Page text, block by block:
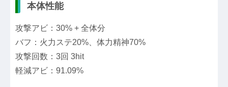
本体性能
攻撃アビ：30% + 全体分
バフ：火力ステ20%、体力精神70%
攻撃回数：3回 3hit
軽減アビ：91.09%